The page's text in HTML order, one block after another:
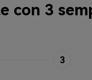
con 3
3